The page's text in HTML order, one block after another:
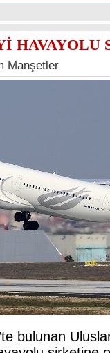
DEVRİMİ
HAVAYOLU
Manşetler
bulunan